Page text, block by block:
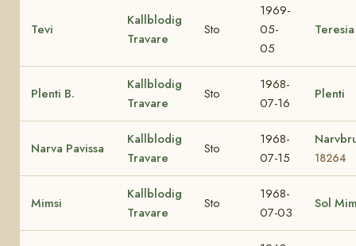
Tevi
Kallblodig
Travare
Sto
1969-
05-
05
Teresia
Plenti B.
Kallblodig
Travare
Sto
1968-
07-16
Plenti
Narva Pavissa
Kallblodig
Travare
Sto
1968-
07-15
18264
Mimsi
Kallblodig
Travare
Sto
1968-
07-03
Sol